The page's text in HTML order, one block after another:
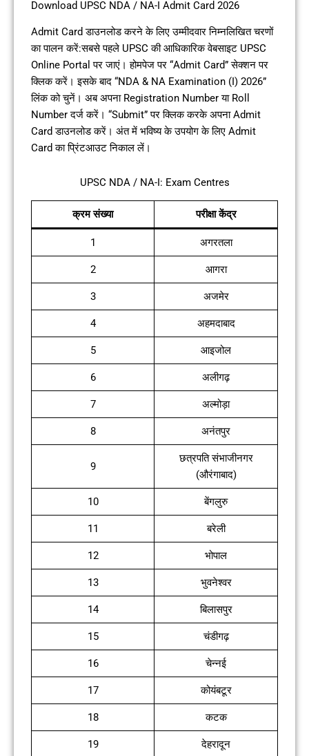
Download UPSC NDA / NA-I Admit Card 2026
Admit Card डाउनलोड करने के लिए उम्मीदवार निम्नलिखित चरणों
का पालन करें:सबसे पहले UPSC की आधिकारिक वेबसाइट UPSC
Online Portal पर जाएं। होमपेज पर “Admit Card” सेक्शन पर
क्लिक करें। इसके बाद “NDA & NA Examination (I) 2026”
लिंक को चुनें। अब अपना Registration Number या Roll
Number दर्ज करें। “Submit” पर क्लिक करके अपना Admit
Card डाउनलोड करें। अंत में भविष्य के उपयोग के लिए Admit
Card का प्रिंटआउट निकाल लें।
UPSC NDA / NA-I: Exam Centres
क्रम संख्या परीक्षा केंद्र
1 अगरतला
2 आगरा
3 अजमेर
4 अहमदाबाद
5 आइजोल
6 अलीगढ़
7 अल्मोड़ा
8 अनंतपुर
9
छत्रपति संभाजीनगर
(औरंगाबाद)
10 बेंगलुरु
11 बरेली
12 भोपाल
13 भुवनेश्वर
14 बिलासपुर
15 चंडीगढ़
16 चेन्नई
17 कोयंबटूर
18 कटक
19 देहरादून